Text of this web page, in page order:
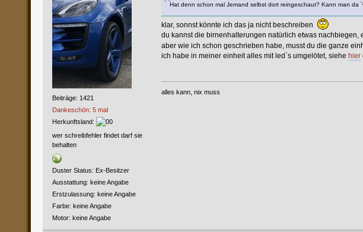
Beiträge: 1421
Dankeschön: 5 mal
Herkunftsland:
wer schreibfehler findet darf sie
behalten
Duster Status: Ex-Besitzer
Ausstattung: keine Angabe
Erstzulassung: keine Angabe
Farbe: keine Angabe
Motor: keine Angabe
Hat denn schon mal Jemand selbst dort reingeschaut? Kann man
klar, sonnst könnte ich das ja nicht beschreiben
du kannst die birnenhalterungen natürlich etwas nachbiegen,
aber wie ich schon geschrieben habe, musst du die ganze
ich habe in meiner einheit alles mit led`s umgelötet, siehe hier
alles kann, nix muss